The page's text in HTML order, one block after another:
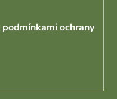
podmínkami ochrany